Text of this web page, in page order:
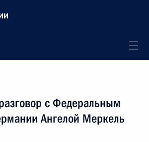
с Федеральным
Ангелой Меркель